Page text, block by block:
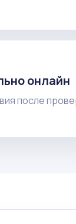
онлайн
после